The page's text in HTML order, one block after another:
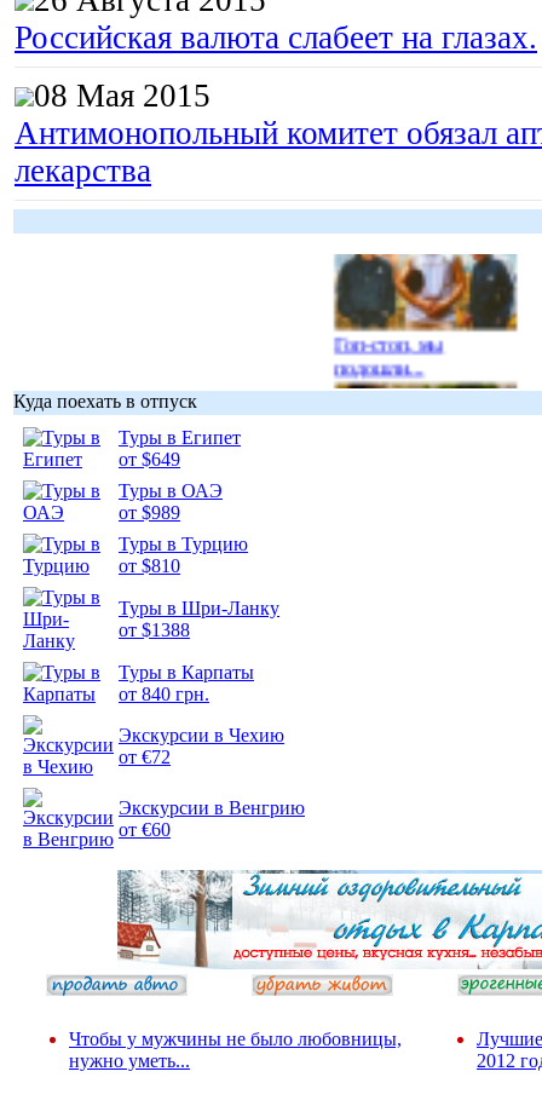
Российская валюта слабеет на глазах.
08 Мая 2015
Антимонопольный комитет обязал
лекарства
Гоп-стоп, мы
подошли...
Куда поехать в отпуск
Туры в Египет
от $649
Туры в ОАЭ
от $989
Туры в Турцию
от $810
Туры в Шри-Ланку
от $1388
Туры в Карпаты
от 840 грн.
Экскурсии в Чехию
от €72
Экскурсии в Венгрию
от €60
Чтобы у мужчины не было любовницы,
нужно уметь...
Лучшие
2012